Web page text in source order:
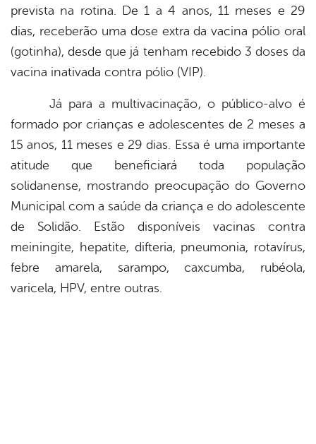
prevista na rotina. De 1 a 4 anos, 11 meses e 29
dias, receberão uma dose extra da vacina pólio oral
(gotinha), desde que já tenham recebido 3 doses da
vacina inativada contra pólio (VIP).
Já para a multivacinação, o público-alvo é
formado por crianças e adolescentes de 2 meses a
15 anos, 11 meses e 29 dias. Essa é uma importante
atitude que beneficiará toda população
solidanense, mostrando preocupação do Governo
Municipal com a saúde da criança e do adolescente
de Solidão. Estão disponíveis vacinas contra
meiningite, hepatite, difteria, pneumonia, rotavírus,
febre amarela, sarampo, caxcumba, rubéola,
varicela, HPV, entre outras.